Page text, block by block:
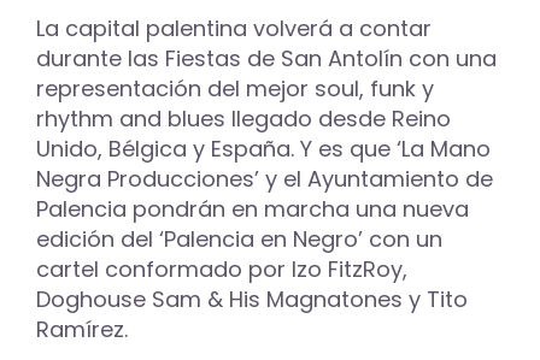
en
Negro'
La capital palentina volverá a contar
durante las Fiestas de San Antolín con una
representación del mejor soul, funk y
rhythm and blues llegado desde Reino
Unido, Bélgica y España. Y es que ‘La Mano
Negra Producciones’ y el Ayuntamiento de
Palencia pondrán en marcha una nueva
edición del ‘Palencia en Negro’ con un
cartel conformado por Izo FitzRoy,
Doghouse Sam & His Magnatones y Tito
Ramírez.